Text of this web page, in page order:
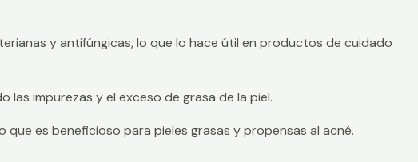
y antifúngicas, lo que lo hace útil en productos de cuidado
las impurezas y el exceso de grasa de la piel.
que es beneficioso para pieles grasas y propensas al acné.